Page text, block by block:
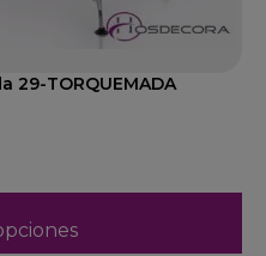
29-TORQUEMADA